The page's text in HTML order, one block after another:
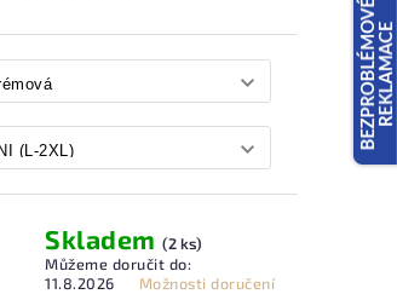
Skladem(2 ks)
Můžeme doručit do:
11.8.2026
Možnosti doručení